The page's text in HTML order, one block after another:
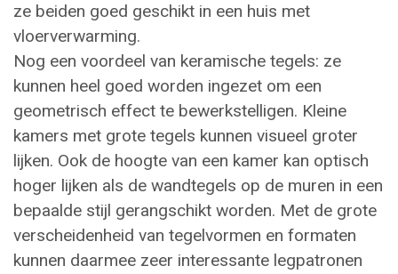
ze beiden goed geschikt in een huis met
vloerverwarming.
Nog een voordeel van keramische tegels: ze
kunnen heel goed worden ingezet om een
geometrisch effect te bewerkstelligen. Kleine
kamers met grote tegels kunnen visueel groter
lijken. Ook de hoogte van een kamer kan optisch
hoger lijken als de wandtegels op de muren in een
bepaalde stijl gerangschikt worden. Met de grote
verscheidenheid van tegelvormen en formaten
kunnen daarmee zeer interessante legpatronen